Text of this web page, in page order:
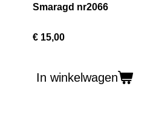
Smaragd nr2066
€ 15,00
In winkelwagen